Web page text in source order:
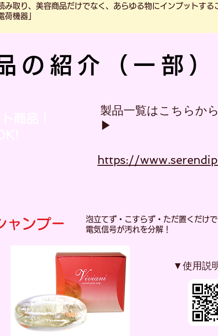
取り、美容商品だけでなく、あらゆる物にインプットする
荷機器」
の紹介（一部）
製品一覧はこちらから
▶︎
https://
ャンプー
泡立てず・こすらず・ただ置くだけで
電気信号が汚れを分解！
▼使用説